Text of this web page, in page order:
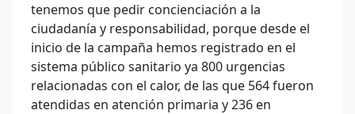
tenemos que pedir concienciación a la
ciudadanía y responsabilidad, porque desde el
inicio de la campaña hemos registrado en el
sistema público sanitario ya 800 urgencias
relacionadas con el calor, de las que 564 fueron
atendidas en atención primaria y 236 en